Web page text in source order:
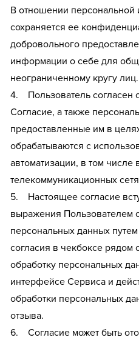
В отношении
сохраняется ее
добровольного
информации о себе для
неограниченному кругу лиц.
4. Пользователь согласен
Согласие, а также
предоставленные им в
обрабатываются с
автоматизации, в том
телекоммуникационных
5. Настоящее согласие
выражения Пользователем
персональных данных
согласия в чекбоксе рядом
обработку персональных
интерфейсе Сервиса и
обработки персональных
отзыва.
6. Согласие может быть